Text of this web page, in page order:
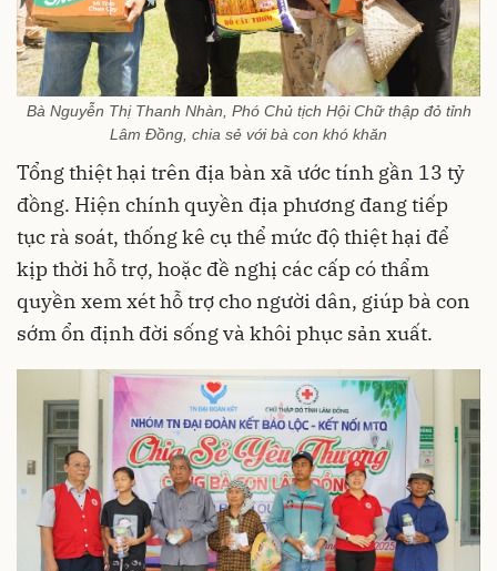
Bà Nguyễn Thị Thanh Nhàn, Phó Chủ tịch Hội Chữ thập đỏ tỉnh
Lâm Đồng, chia sẻ với bà con khó khăn
Tổng thiệt hại trên địa bàn xã ước tính gần 13 tỷ
đồng. Hiện chính quyền địa phương đang tiếp
tục rà soát, thống kê cụ thể mức độ thiệt hại để
kịp thời hỗ trợ, hoặc đề nghị các cấp có thẩm
quyền xem xét hỗ trợ cho người dân, giúp bà con
sớm ổn định đời sống và khôi phục sản xuất.